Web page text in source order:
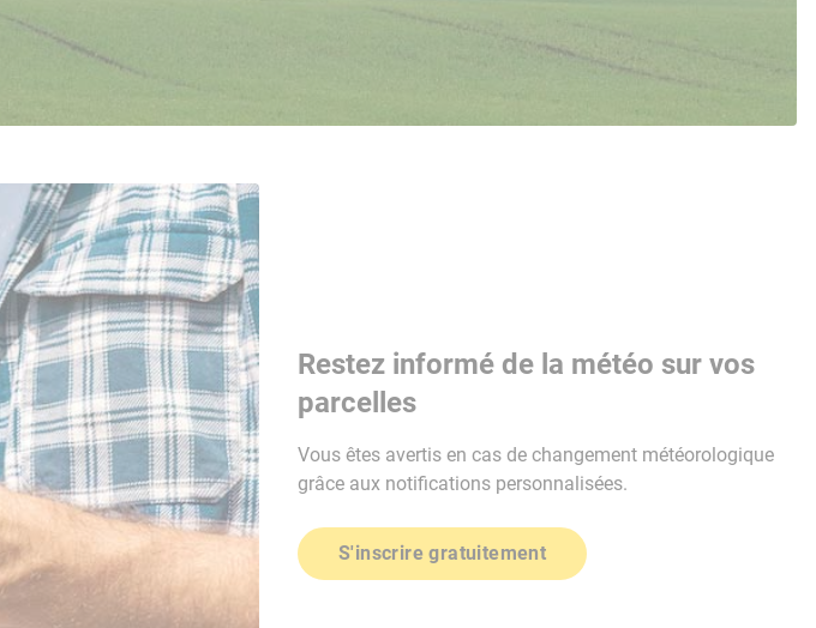
Restez informé de la météo sur vos
parcelles
Vous êtes avertis en cas de changement météorologique
grâce aux notifications personnalisées.
S'inscrire gratuitement